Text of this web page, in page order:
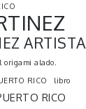
ARTISTA
origami alado.
RICO
libro
RICO